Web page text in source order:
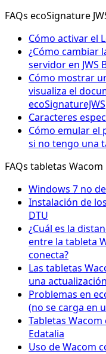
FAQs ecoSignature
Cómo activar el
¿Cómo cambiar
servidor en JWS
Cómo mostrar
visualiza el
ecoSignatureJWS
Caracteres
Cómo emular el
si no tengo una
FAQs tabletas Wacom
Windows 7 no
Instalación de
DTU
¿Cuál es la
entre la tableta
conecta?
Las tabletas
una
Problemas en
(no se carga en
Tabletas
Edatalia
Uso de Wacom